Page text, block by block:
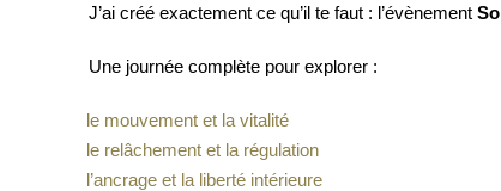
J’ai créé exactement ce qu’il te faut : l’évènement
Une journée complète pour explorer :
le mouvement et la vitalité
le relâchement et la régulation
l’ancrage et la liberté intérieure